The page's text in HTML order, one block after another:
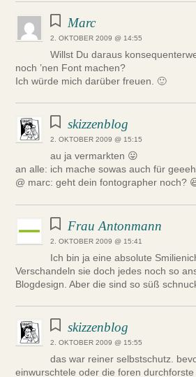
Marc
2. OKTOBER 2009 @ 14:55
Willst Du daraus
noch ’nen Font machen?
Ich würde mich darüber freuen. 🙂
skizzenblog
2. OKTOBER 2009 @ 15:15
au ja vermarkten 😛
an alle: ich mache sowas auch für
@ marc: geht dein fontographer noch?
Frau Antonmann
2. OKTOBER 2009 @ 15:41
Ich bin ja eine absolute
Verschandeln sie doch jedes noch so
Blogdesign. Aber die sind so süß
skizzenblog
2. OKTOBER 2009 @ 15:55
das war reiner selbstschutz.
einwurschtele oder die foren